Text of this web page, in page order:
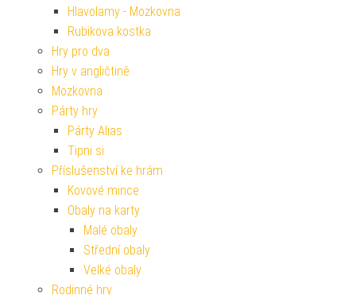
Hlavolamy - Mozkovna
Rubikova kostka
Hry pro dva
Hry v angličtině
Mozkovna
Párty hry
Párty Alias
Tipni si
Příslušenství ke hrám
Kovové mince
Obaly na karty
Malé obaly
Střední obaly
Velké obaly
Rodinné hry